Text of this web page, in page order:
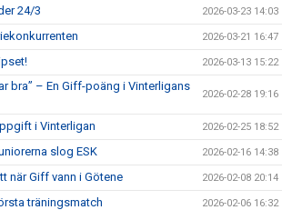
24/3 2026-03-23 14:03
2026-03-21 16:47
2026-03-13 15:22
bra” – En Giff-poäng i Vinterligans
2026-02-28 19:16
i Vinterligan 2026-02-25 18:52
slog ESK 2026-02-16 14:38
när Giff vann i Götene 2026-02-08 20:14
träningsmatch 2026-02-06 16:32